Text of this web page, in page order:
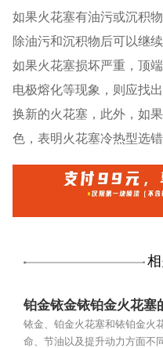
如果火花塞有油污或沉积
除油污和沉积物后可以继续
如果火花塞损坏严重，顶
电极熔化等现象，则应找
换新的火花塞，此外，如
色，表明火花塞冷热型选
铂金铱金铱铂金火花塞
铱金、铂金火花塞和铱铂金火
命、节油以及提升动力方面不